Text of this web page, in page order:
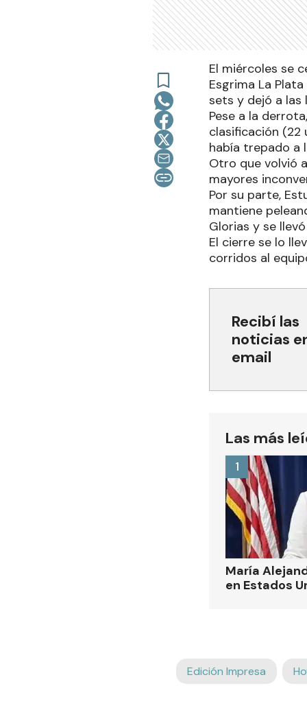
El miércoles se
Esgrima La
sets y dejó a las
Pese a la
clasificación (22
había trepado a
Otro que volvió
mayores
Por su parte,
mantiene
Glorias y se
El cierre se lo
corridos al
Recibí las
noticias
email
Las más
María
en Estados
1
Edición Impresa